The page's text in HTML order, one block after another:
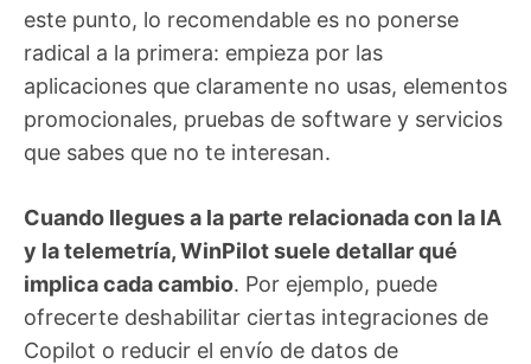
este punto, lo recomendable es no ponerse
radical a la primera: empieza por las
aplicaciones que claramente no usas, elementos
promocionales, pruebas de software y servicios
que sabes que no te interesan.
Cuando llegues a la parte relacionada con la IA
y la telemetría, WinPilot suele detallar qué
implica cada cambio. Por ejemplo, puede
ofrecerte deshabilitar ciertas integraciones de
Copilot o reducir el envío de datos de